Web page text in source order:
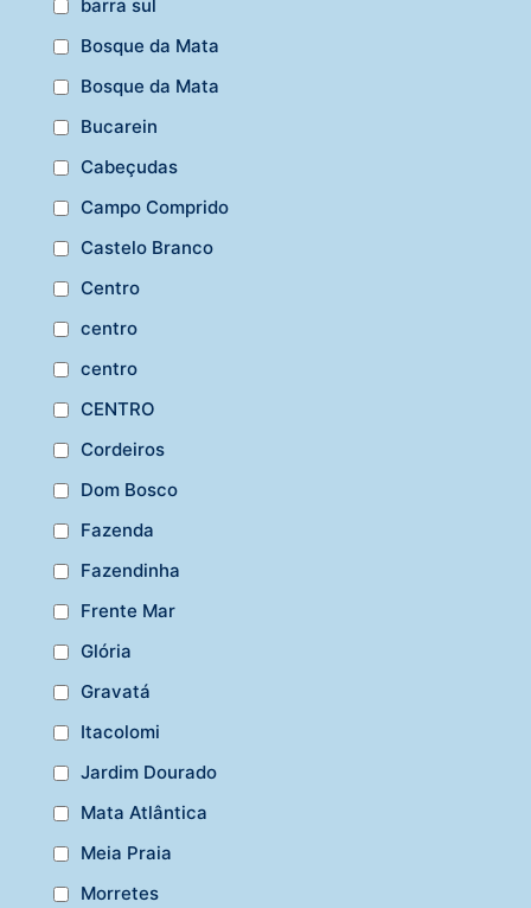
barra sul
Bosque da Mata
Bosque da Mata
Bucarein
Cabeçudas
Campo Comprido
Castelo Branco
Centro
centro
centro
CENTRO
Cordeiros
Dom Bosco
Fazenda
Fazendinha
Frente Mar
Glória
Gravatá
Itacolomi
Jardim Dourado
Mata Atlântica
Meia Praia
Morretes